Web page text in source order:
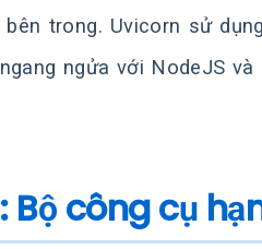
trong. Uvicorn sử dụng
ngửa với NodeJS và
Bộ công cụ